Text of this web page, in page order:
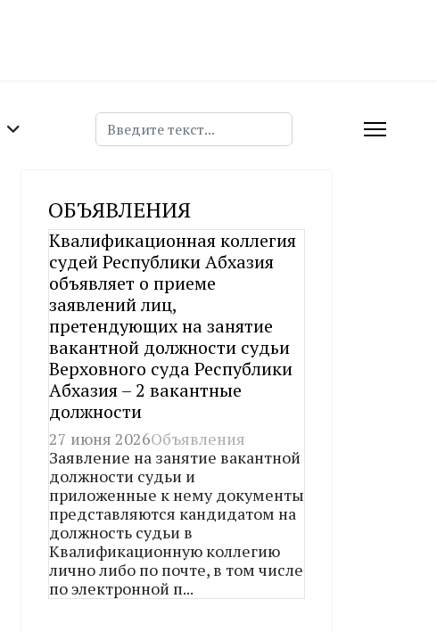
Поиск
ОБЪЯВЛЕНИЯ
Квалификационная коллегия
судей Республики Абхазия
объявляет о приеме
заявлений лиц,
претендующих на занятие
вакантной должности судьи
Верховного суда Республики
Абхазия – 2 вакантные
должности
27 июня 2026Объявления
Заявление на занятие вакантной
должности судьи и
приложенные к нему документы
представляются кандидатом на
должность судьи в
Квалификационную коллегию
лично либо по почте, в том числе
по электронной п...